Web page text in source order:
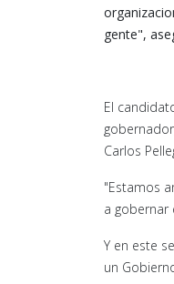
gente",
El
Carlos
"Estamos
a gobernar
Y en este
un